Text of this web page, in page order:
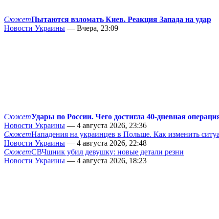
СюжетПытаются взломать Киев. Реакция Запада на удар
Новости Украины — Вчера, 23:09
СюжетУдары по России. Чего достигла 40-дневная
Новости Украины — 4 августа 2026, 23:36
СюжетНападения на украинцев в Польше. Как изменить
Новости Украины — 4 августа 2026, 22:48
СюжетСВЧшник убил девушку: новые детали резни
Новости Украины — 4 августа 2026, 18:23